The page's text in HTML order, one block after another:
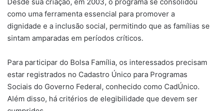
como uma ferramenta essencial para promover a
dignidade e a inclusão social, permitindo que as famílias se
sintam amparadas em períodos críticos.
Para participar do Bolsa Família, os interessados precisam
estar registrados no Cadastro Único para Programas
Sociais do Governo Federal, conhecido como CadÚnico.
Além disso, há critérios de elegibilidade que devem ser